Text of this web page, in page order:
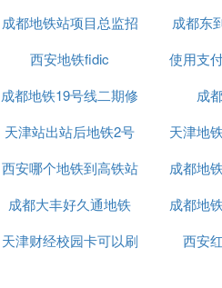
线怎么坐车
公里
文德路站
双林北横路南站
中心
，全程约20.4公里
仙桥站专
成都地铁站项目总监招
聘
成都东
西安地铁fidic
使用支
铁
成都地铁19号线二期修
好了吗
成
天津站出站后地铁2号
线
天津地
西安哪个地铁到高铁站 成都地
成都大丰好久通地铁 成都地
天津财经校园卡可以刷
西安